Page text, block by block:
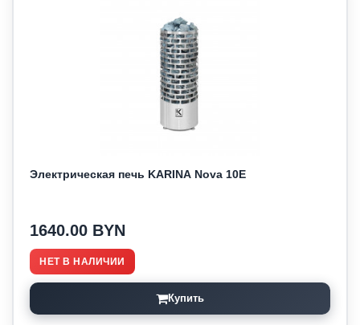
Электрическая печь KARINA Nova 10E
1640.00 BYN
НЕТ В НАЛИЧИИ
Купить